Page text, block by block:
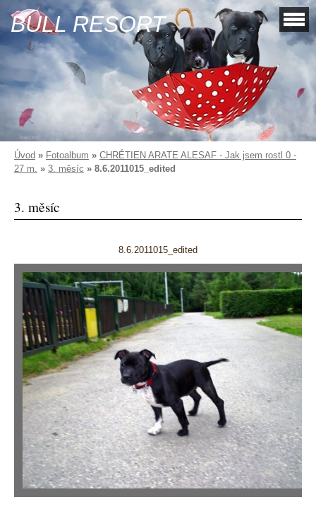
BULL RESORT
Úvod » Fotoalbum » CHRÉTIEN ARATE ALESAF - Jak jsem rostl 0 -
27 m. » 3. měsíc » 8.6.2011015_edited
3. měsíc
8.6.2011015_edited